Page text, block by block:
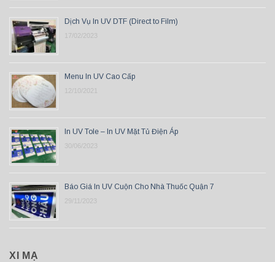
Dịch Vụ In UV DTF (Direct to Film)
17/02/2023
Menu In UV Cao Cấp
12/10/2021
In UV Tole – In UV Mặt Tủ Điện Áp
30/06/2023
Báo Giá In UV Cuộn Cho Nhà Thuốc Quận 7
29/11/2023
XI MẠ